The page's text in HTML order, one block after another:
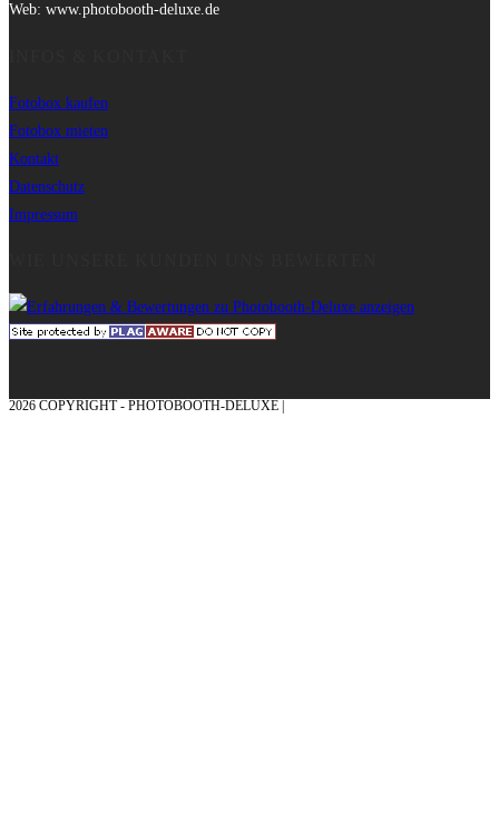
Web: www.photobooth-deluxe.de
Fotobox kaufen
Fotobox mieten
Kontakt
Datenschutz
Impressum
2026 COPYRIGHT - PHOTOBOOTH-DELUXE |